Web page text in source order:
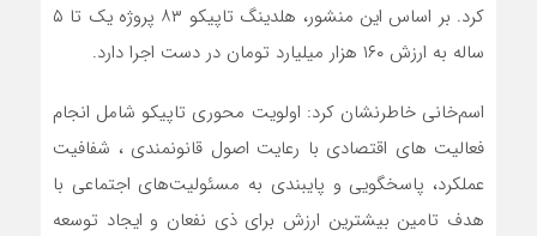
کرد. بر اساس این منشور، هلدینگ تاپیکو ۸۳ پروژه یک تا ۵
ساله به ارزش ۱۶۰ هزار میلیارد تومان در دست اجرا دارد.
اسم‌خانی خاطرنشان کرد: اولویت محوری تاپیکو شامل انجام
فعالیت های اقتصادی با رعایت اصول قانونمندی ، شفافیت
عملکرد، پاسخگویی و پایبندی به مسئولیت‌های اجتماعی با
هدف تامین بیشترین ارزش برای ذی نفعان و ایجاد توسعه